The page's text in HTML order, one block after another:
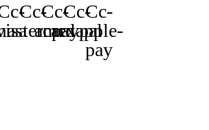
Cc-Cc-
amex
Cc-
paypal
Cc-
apple-
pay